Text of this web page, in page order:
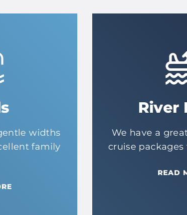
widths
family
River
We have a
cruise
READ